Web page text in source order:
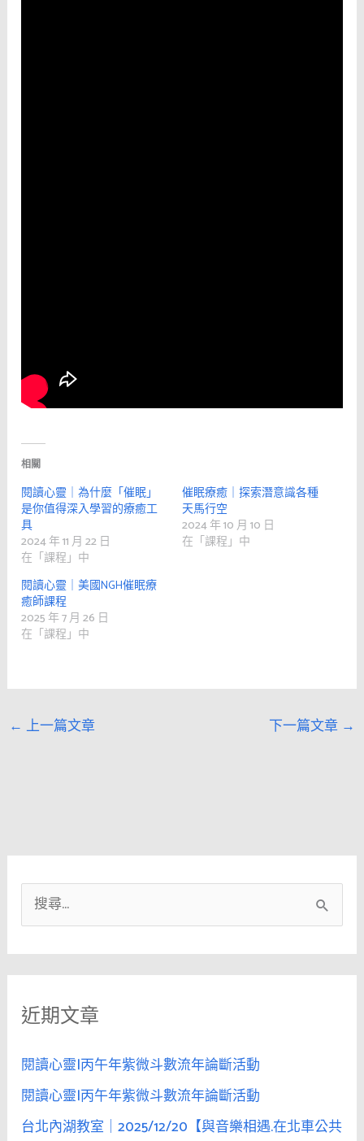
相關
閱讀心靈｜為什麼「催眠」
是你值得深入學習的療癒工
具
2024 年 11 月 22 日
在「課程」中
催眠療癒｜探索潛意識各種
天馬行空
2024 年 10 月 10 日
在「課程」中
閱讀心靈｜美國NGH催眠療
癒師課程
2025 年 7 月 26 日
在「課程」中
← 上一篇文章 下一篇文章 →
尋
關
字
近期文章
閱讀心靈|丙午年紫微斗數流年論斷活動
閱讀心靈|丙午年紫微斗數流年論斷活動
台北內湖教室｜2025/12/20【與音樂相遇.在北車公共